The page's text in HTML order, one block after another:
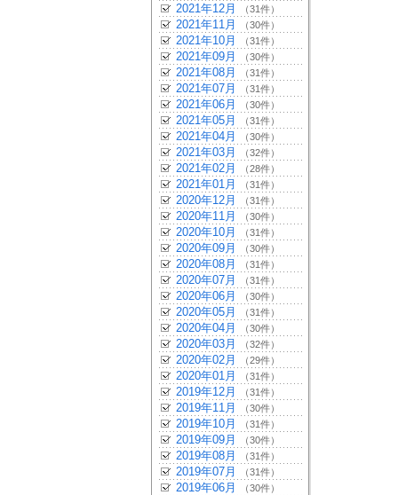
2021年12月 （31件）
2021年11月 （30件）
2021年10月 （31件）
2021年09月 （30件）
2021年08月 （31件）
2021年07月 （31件）
2021年06月 （30件）
2021年05月 （31件）
2021年04月 （30件）
2021年03月 （32件）
2021年02月 （28件）
2021年01月 （31件）
2020年12月 （31件）
2020年11月 （30件）
2020年10月 （31件）
2020年09月 （30件）
2020年08月 （31件）
2020年07月 （31件）
2020年06月 （30件）
2020年05月 （31件）
2020年04月 （30件）
2020年03月 （32件）
2020年02月 （29件）
2020年01月 （31件）
2019年12月 （31件）
2019年11月 （30件）
2019年10月 （31件）
2019年09月 （30件）
2019年08月 （31件）
2019年07月 （31件）
2019年06月 （30件）